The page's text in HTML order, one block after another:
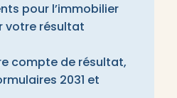
pour l’immobilier
votre résultat
compte de résultat,
2031 et